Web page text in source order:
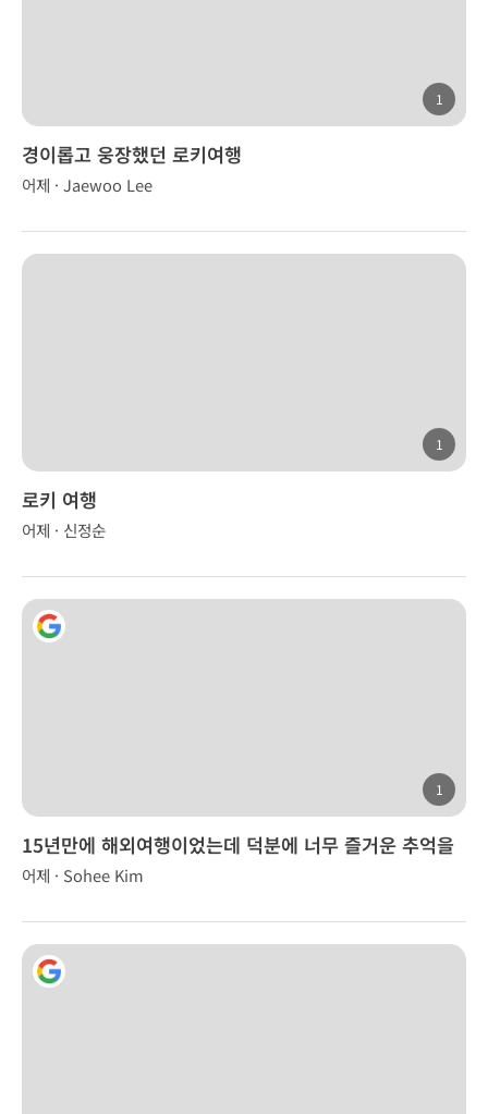
1
경이롭고 웅장했던 로키여행
어제 · Jaewoo Lee
1
로키 여행
어제 · 신정순
1
15년만에 해외여행이었는데 덕분에 너무 즐거운 추억을
만들었습니다.
어제 · Sohee Kim